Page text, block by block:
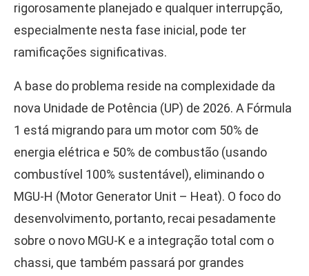
rigorosamente planejado e qualquer interrupção,
especialmente nesta fase inicial, pode ter
ramificações significativas.
A base do problema reside na complexidade da
nova Unidade de Potência (UP) de 2026. A Fórmula
1 está migrando para um motor com 50% de
energia elétrica e 50% de combustão (usando
combustível 100% sustentável), eliminando o
MGU-H (Motor Generator Unit – Heat). O foco do
desenvolvimento, portanto, recai pesadamente
sobre o novo MGU-K e a integração total com o
chassi, que também passará por grandes